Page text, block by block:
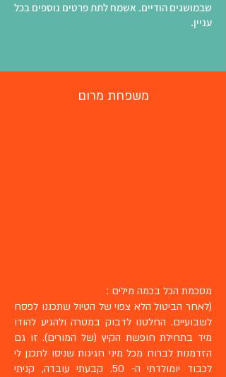
שבמושגים הודיים. אשמח לתת פרטים נוספים בכל
עניין.
משפחת מרום
מסכמת הכל בכמה מילים :
(לאחר הביטול הלא צפוי של הטיול שתכננו לפסח
לשבועיים. החלטנו לדבוק במטרה ולהגיע להודו
מיד בתחילת חופשת הקיץ (של המורים). זו גם
הזדמנות לברוח מכל מיני חגיגות שניסו לתכנן לי
לכבוד יומולדתי ה- 50. קבעתי עובדה, קניתי